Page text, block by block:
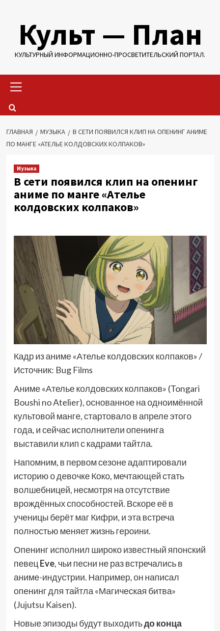
содержимому
Культ — План
КУЛЬТУРНЫЙ ИНФОРМАЦИОННО-ПРОСВЕТИТЕЛЬСКИЙ ПОРТАЛ.
меню
ГЛАВНАЯ МУЗЫКА
В СЕТИ ПОЯВИЛСЯ КЛИП НА ОПЕНИНГ АНИМЕ
ПО МАНГЕ «АТЕЛЬЕ КОЛДОВСКИХ КОЛПАКОВ»
Музыка
В сети появился клип на опенинг
аниме по манге «Ателье
колдовских колпаков»
Кадр из аниме «Ателье колдовских колпаков» /
Источник: Bug Films
Аниме «Ателье колдовских колпаков» (Tongari
Boushi no Atelier), основанное на одноимённой
культовой манге, стартовало в апреле этого
года, и сейчас исполнители опенинга
выставили клип с кадрами тайтла.
Напомним, в первом сезоне адаптировали
историю о девочке Коко, мечтающей стать
волшебницей, несмотря на отсутствие
врождённых способностей. Вскоре её в
ученицы берёт маг Кифри, и эта встреча
полностью меняет жизнь героини.
Опенинг исполнил широко известный японский
певецEve, чьи песни не раз встречались в
аниме-индустрии. Например, он написал
опенинг для тайтла «Магическая битва»
(Jujutsu Kaisen).
Новые эпизоды будут выходитьдо конца